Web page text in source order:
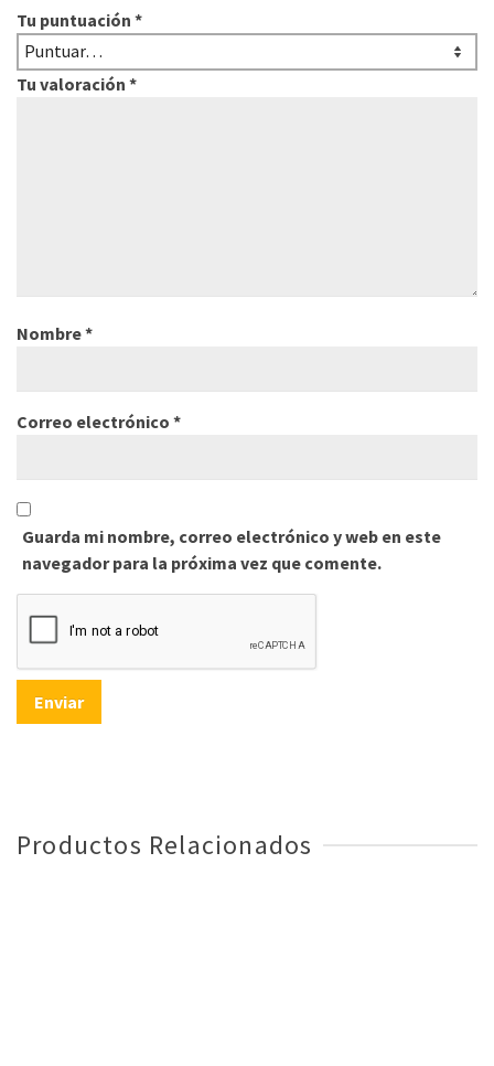
Tu puntuación *
Tu valoración *
Nombre*
Correo electrónico *
Guarda mi nombre, correo electrónico y web en este
navegador para la próxima vez que comente.
Productos Relacionados